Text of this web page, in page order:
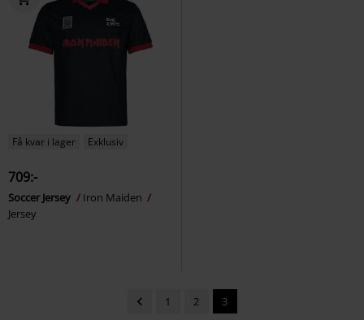
Få kvar i lager Exklusiv
709:-
Soccer Jersey
Iron Maiden
Jersey
1 2 3